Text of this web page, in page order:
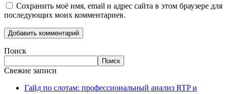
Сохранить моё имя, email и адрес сайта в этом браузере для
последующих моих комментариев.
Поиск
Поиск
Свежие записи
Гайд по слотам: профессиональный анализ RTP и